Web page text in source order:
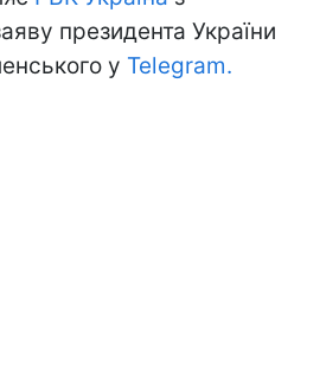
президента України
у Telegram.